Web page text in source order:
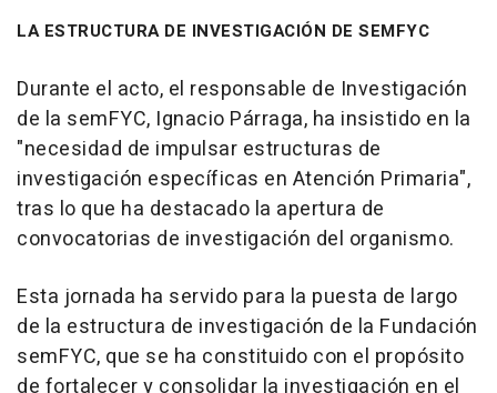
LA ESTRUCTURA DE INVESTIGACIÓN DE SEMFYC
Durante el acto, el responsable de Investigación
de la semFYC, Ignacio Párraga, ha insistido en la
"necesidad de impulsar estructuras de
investigación específicas en Atención Primaria",
tras lo que ha destacado la apertura de
convocatorias de investigación del organismo.
Esta jornada ha servido para la puesta de largo
de la estructura de investigación de la Fundación
semFYC, que se ha constituido con el propósito
de fortalecer y consolidar la investigación en el